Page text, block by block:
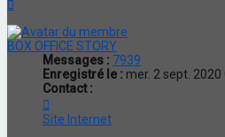
BOX OFFICE STORY
Messages : 7939
Enregistré le : mer. 2 sept. 2020
Contact :
BOX
OFFICE
Site Internet